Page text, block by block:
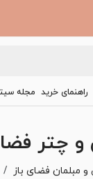
راهنمای خرید مجله
و چتر
مبلمان فضای باز